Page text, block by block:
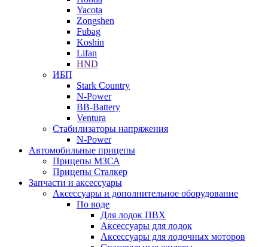
Yacota
Zongshen
Fubag
Koshin
Lifan
HND
ИБП
Stark Country
N-Power
BB-Battery
Ventura
Стабилизаторы напряжения
N-Power
Автомобильные прицепы
Прицепы МЗСА
Прицепы Сталкер
Запчасти и аксессуары
Аксессуары и дополнительное оборудование
По воде
Для лодок ПВХ
Аксессуары для лодок
Аксессуары для лодочных моторов